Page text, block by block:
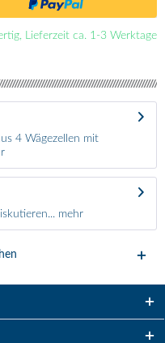
Lieferzeit ca. 1-3 Werktage
4 Wägezellen mit
mehr